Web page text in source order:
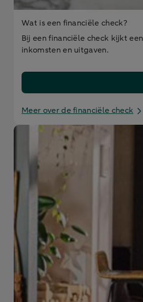
Wat is een financiële check?
Bij een financiële check kijkt
inkomsten en uitgaven.
Meer over de financiële check